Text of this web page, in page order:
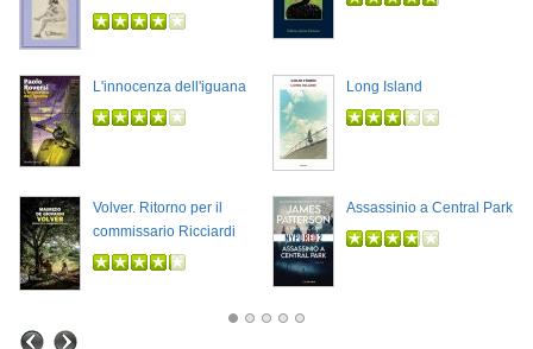
L'innocenza dell'iguana Long Island
Volver. Ritorno per il
commissario Ricciardi
Assassinio a Central Park